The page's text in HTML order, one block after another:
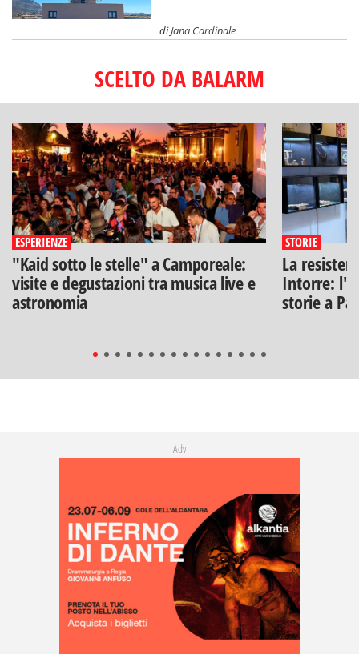
diJana Cardinale
SCELTO DA BALARM
ESPERIENZE
"Kaid sotto le stelle" a Camporeale:
visite e degustazioni tra musica live e
astronomia
STORIE
La
Intorre:
storie a
Adv